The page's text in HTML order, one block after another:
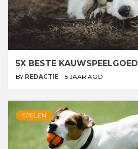
5X BESTE KAUWSPEELGOED
BY REDACTIE 5 JAAR AGO
SPELEN